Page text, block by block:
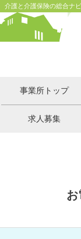
介護と介護保険の総合
事業所トップ
求人募集
お